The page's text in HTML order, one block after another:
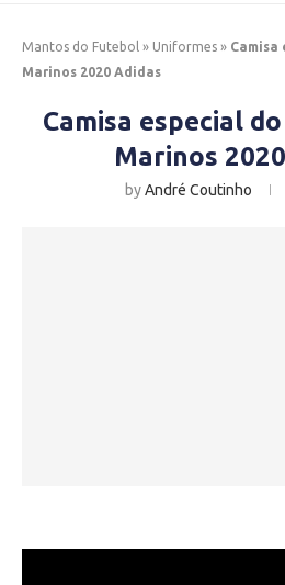
Mantos do Futebol » Uniformes » Camisa
Marinos 2020 Adidas
Camisa especial
Marinos
byAndré Coutinho